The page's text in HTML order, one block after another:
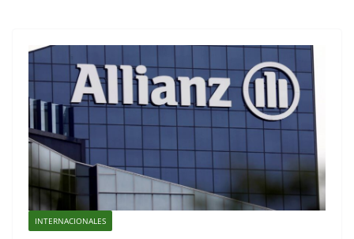
INTERNACIONALES